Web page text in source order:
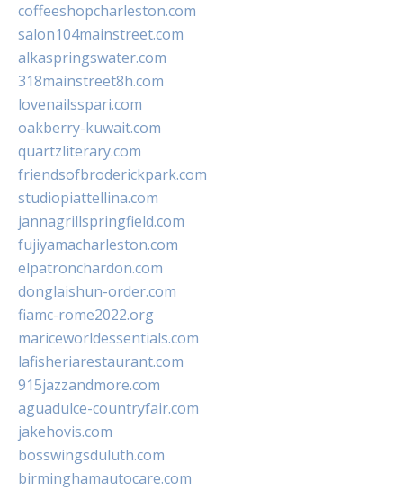
coffeeshopcharleston.com
salon104mainstreet.com
alkaspringswater.com
318mainstreet8h.com
lovenailsspari.com
oakberry-kuwait.com
quartzliterary.com
friendsofbroderickpark.com
studiopiattellina.com
jannagrillspringfield.com
fujiyamacharleston.com
elpatronchardon.com
donglaishun-order.com
fiamc-rome2022.org
mariceworldessentials.com
lafisheriarestaurant.com
915jazzandmore.com
aguadulce-countryfair.com
jakehovis.com
bosswingsduluth.com
birminghamautocare.com